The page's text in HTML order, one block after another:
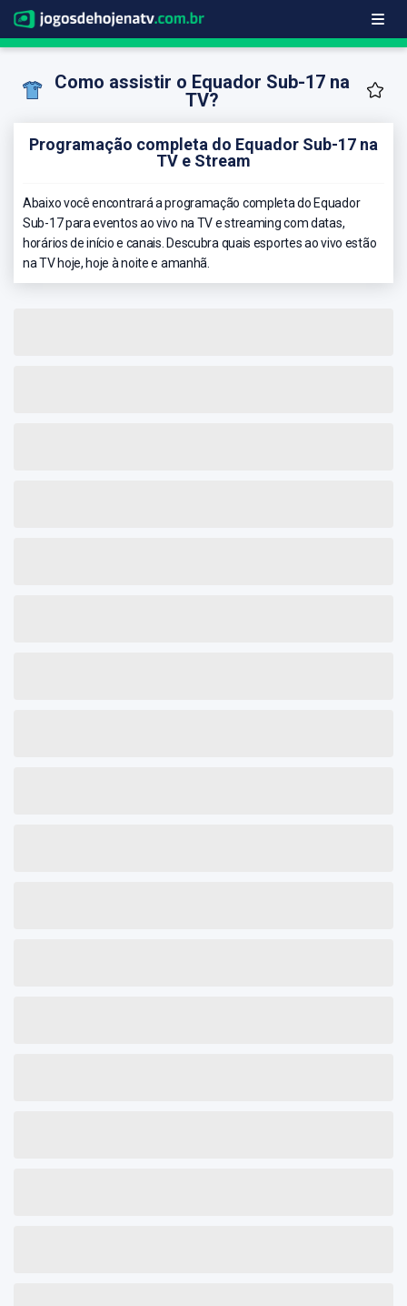
Como assistir o Equador Sub-17 na
TV?
Programação completa do Equador Sub-17 na
TV e Stream
Abaixo você encontrará a programação completa do Equador
Sub-17 para eventos ao vivo na TV e streaming com datas,
horários de início e canais. Descubra quais esportes ao vivo estão
na TV hoje, hoje à noite e amanhã.